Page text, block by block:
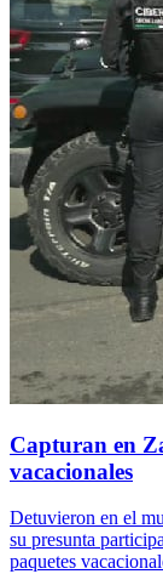
Capturan en
vacacionales
Detuvieron en el
su presunta
paquetes